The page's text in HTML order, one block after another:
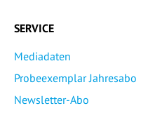
SERVICE
Mediadaten
Probeexemplar Jahresabo
Newsletter-Abo